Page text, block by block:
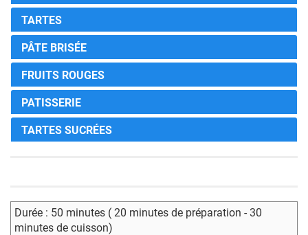
TARTES
PÂTE BRISÉE
FRUITS ROUGES
PATISSERIE
TARTES SUCRÉES
Durée : 50 minutes ( 20 minutes de préparation - 30
minutes de cuisson)